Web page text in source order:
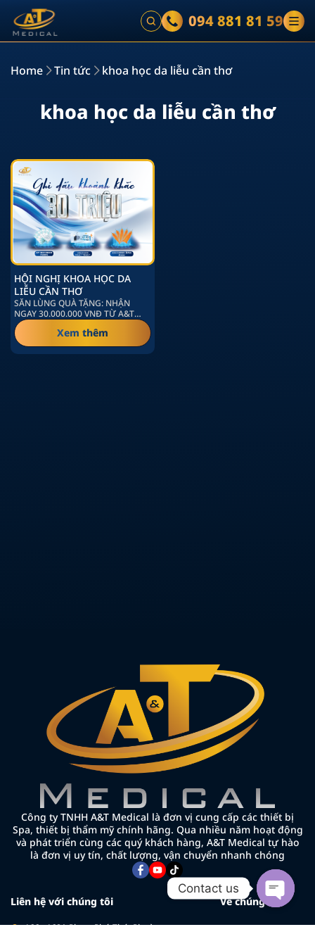
094 881 81 59
Home Tin tức khoa học da liễu cần thơ
khoa học da liễu cần thơ
HỘI NGHỊ KHOA HỌC DA
LIỄU CẦN THƠ
SĂN LÙNG QUÀ TẶNG: NHẬN
NGAY 30.000.000 VNĐ TỪ A&T
MEDICAL Chúng tôi hân hạnh
chào đón…Xem thêm
Liên hệ với chúng tôi
166 - 168A Phạm Phú Thứ, Phường
Công ty TNHH A&T Medical là đơn vị cung cấp các thiết bị
Spa, thiết bị thẩm mỹ chính hãng. Qua nhiều năm hoạt động
và phát triển cùng các quý khách hàng, A&T Medical tự hào
là đơn vị uy tín, chất lượng, vận chuyển nhanh chóng
Về chúng tôi
Contact us